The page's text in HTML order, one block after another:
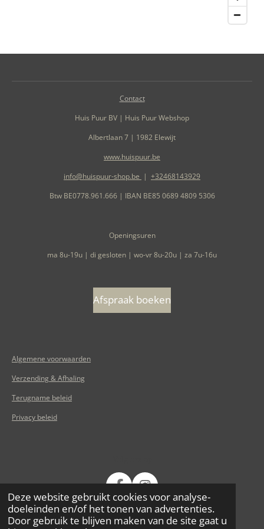
Deze website gebruikt cookies voor analyse-
doeleinden en/of het tonen van advertenties.
Door gebruik te blijven maken van de site gaat u
Contact
Huis Puur BV | Huis Puur Webshop
Albertlaan 7 | 1982 Elewijt
www.huispuur.be
info@huispuur-shop.be | +32468143929
Btw BE0778.961.666 | IBAN BE85 0689 4809 5306
Openingsuren
ma 8u-19u | di gesloten | wo-vr 8u-20u | za 7u-16u
Afspraak boeken
Algemene voorwaarden
Verzending & Afhaling
Terugname beleid
Privacy beleid
a
c
e
n
s
t
© 2020 - 2026 Huis Puur